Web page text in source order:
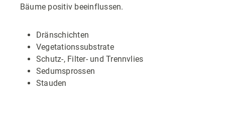
Bäume positiv beeinflussen.
Dränschichten
Vegetationssubstrate
Schutz-, Filter- und Trennvlies
Sedumsprossen
Stauden